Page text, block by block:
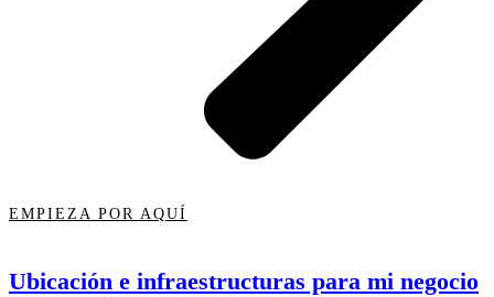
EMPIEZA POR AQUÍ
Ubicación e infraestructuras para mi negocio